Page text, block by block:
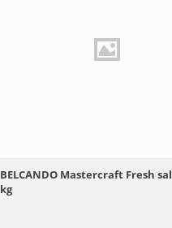
BELCANDO Mastercraft Fresh
kg